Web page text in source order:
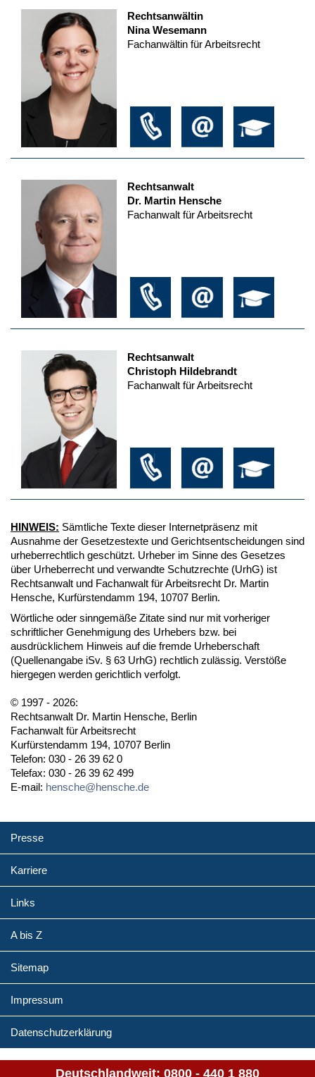
Rechtsanwältin
Nina Wesemann
Fachanwältin für Arbeitsrecht
Rechtsanwalt
Dr. Martin Hensche
Fachanwalt für Arbeitsrecht
Rechtsanwalt
Christoph Hildebrandt
Fachanwalt für Arbeitsrecht
HINWEIS: Sämtliche Texte dieser Internetpräsenz mit
Ausnahme der Gesetzestexte und Gerichtsentscheidungen sind
urheberrechtlich geschützt. Urheber im Sinne des Gesetzes
über Urheberrecht und verwandte Schutzrechte (UrhG) ist
Rechtsanwalt und Fachanwalt für Arbeitsrecht Dr. Martin
Hensche, Kurfürstendamm 194, 10707 Berlin.
Wörtliche oder sinngemäße Zitate sind nur mit vorheriger
schriftlicher Genehmigung des Urhebers bzw. bei
ausdrücklichem Hinweis auf die fremde Urheberschaft
(Quellenangabe iSv. § 63 UrhG) rechtlich zulässig. Verstöße
hiergegen werden gerichtlich verfolgt.
© 1997 - 2026:
Rechtsanwalt Dr. Martin Hensche, Berlin
Fachanwalt für Arbeitsrecht
Kurfürstendamm 194, 10707 Berlin
Telefon: 030 - 26 39 62 0
Telefax: 030 - 26 39 62 499
E-mail: hensche@hensche.de
Presse
Karriere
Links
A bis Z
Sitemap
Impressum
Datenschutzerklärung
Deutschlandweit: 0800 - 440 1 880